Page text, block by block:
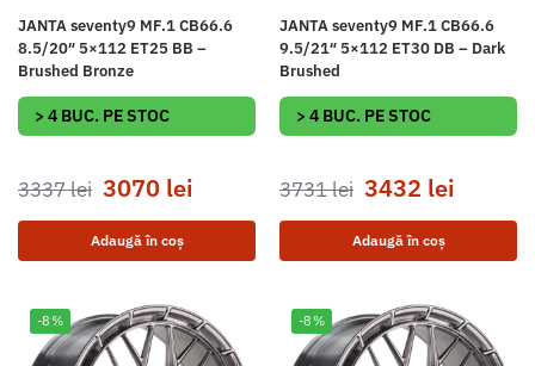
JANTA seventy9 MF.1 CB66.6
8.5/20″ 5×112 ET25 BB –
Brushed Bronze
> 4 BUC. PE STOC
3337lei 3070 lei
Adaugă în coș
JANTA seventy9 MF.1 CB66.6
9.5/21″ 5×112 ET30 DB – Dark
Brushed
> 4 BUC. PE STOC
3731lei 3432 lei
Adaugă în coș
-8% -8%